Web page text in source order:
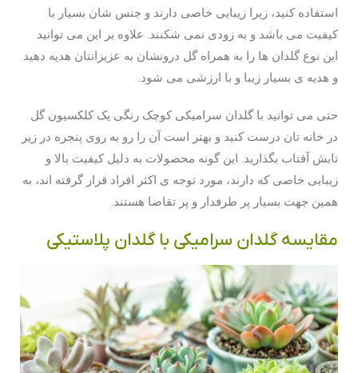
استفاده کنید، زیرا زیبایی خاصی دارند و جنس شان بسیار با
کیفیت می باشد و به زودی نمی شکنند. علاوه بر این می توانید
این نوع گلدان ها را به همراه گل درونشان به عزیزانتان هدیه دهید
و هدیه ی بسیار زیبا و با ارزشی می شود.
حتی می توانید با گلدان سرامیکی کوچک رنگی یک کلکسیون گل
در خانه تان درست کنید و بهتر است آن را رو به روی پنجره در زیر
تابش آفتاب بگذارید. این گونه محصولات به دلیل کیفیت بالا و
زیبایی خاصی که دارند، مورد توجه ی اکثر افراد قرار گرفته اند، به
همین جهت بسیار پر طرفدار و پر تقاضا هستند.
مقایسه گلدان سرامیکی با گلدان پلاستیکی